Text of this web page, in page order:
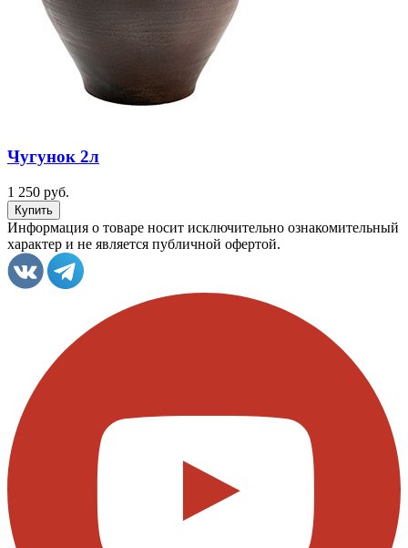
Чугунок 2л
1 250 руб.
Информация о товаре носит исключительно ознакомительный
характер и не является публичной офертой.